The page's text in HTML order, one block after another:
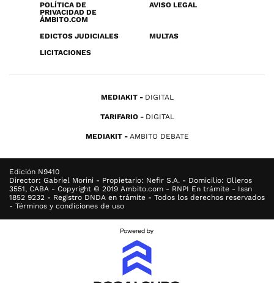
POLÍTICA DE
PRIVACIDAD DE
ÁMBITO.COM
AVISO LEGAL
EDICTOS JUDICIALES
MULTAS
LICITACIONES
MEDIAKIT DIGITAL
TARIFARIO DIGITAL
MEDIAKIT AMBITO DEBATE
Edición N9410
Director: Gabriel Morini - Propietario: Nefir S.A. - Domicilio: Olleros
3551, CABA - Copyright © 2019 Ambito.com - RNPI En trámite - Issn
1852 9232 - Registro DNDA en trámite - Todos los derechos reservados
- Términos y condiciones de uso